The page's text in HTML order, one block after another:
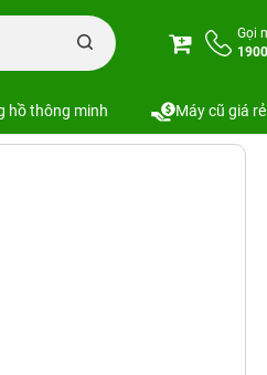
Gọi
hồ thông minh Máy cũ giá rẻ
Plus JOYROOM 360 All - Round